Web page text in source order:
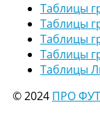
Таблицы
Таблицы
Таблицы
Таблицы
Таблицы
© 2024 ПРО